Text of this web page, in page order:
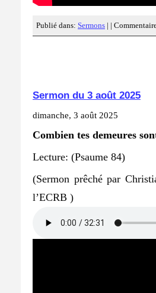
Publié dans: Sermons | |
Sermon du 3 août 2025
dimanche, 3 août 2025
Combien tes demeures
Lecture: (Psaume 84)
(Sermon prêché par
l’ECRB )